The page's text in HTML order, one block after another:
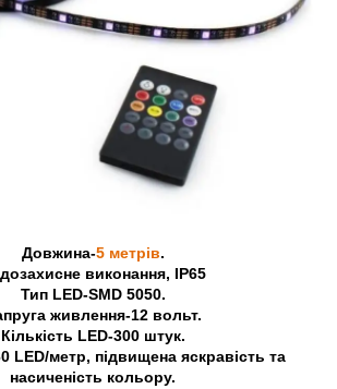
Довжина-5 метрів.
виконання, IP65
Тип LED-SMD 5050.
живлення-12 вольт.
Кількість LED-300 штук.
LED/метр, підвищена яскравість та
насиченість кольору.